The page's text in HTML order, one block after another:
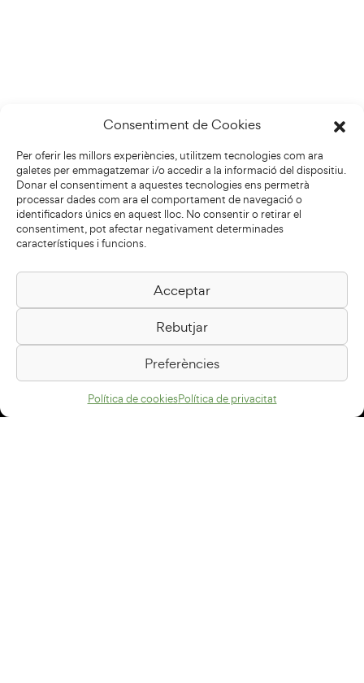
Consentiment de Cookies
Per oferir les millors experiències, utilitzem tecnologies com ara
galetes per emmagatzemar i/o accedir a la informació del dispositiu.
Donar el consentiment a aquestes tecnologies ens permetrà
processar dades com ara el comportament de navegació o
identificadors únics en aquest lloc. No consentir o retirar el
consentiment, pot afectar negativament determinades
característiques i funcions.
Acceptar
Rebutjar
Preferències
Política de cookiesPolítica de privacitat
Biblioteca Pilarin Bayés
Passeig de la Generalitat, 1
08500 Vic